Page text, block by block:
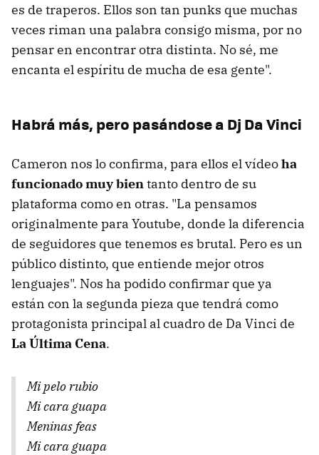
es de traperos. Ellos son tan punks que muchas
veces riman una palabra consigo misma, por no
pensar en encontrar otra distinta. No sé, me
encanta el espíritu de mucha de esa gente".
Habrá más, pero pasándose a Dj Da Vinci
Cameron nos lo confirma, para ellos el vídeoha
funcionado muy bientanto dentro de su
plataforma como en otras. "La pensamos
originalmente para Youtube, donde la diferencia
de seguidores que tenemos es brutal. Pero es un
público distinto, que entiende mejor otros
lenguajes". Nos ha podido confirmar que ya
están con la segunda pieza que tendrá como
protagonista principal al cuadro de Da Vinci de
La Última Cena.
Mi pelo rubio
Mi cara guapa
Meninas feas
Mi cara guapa